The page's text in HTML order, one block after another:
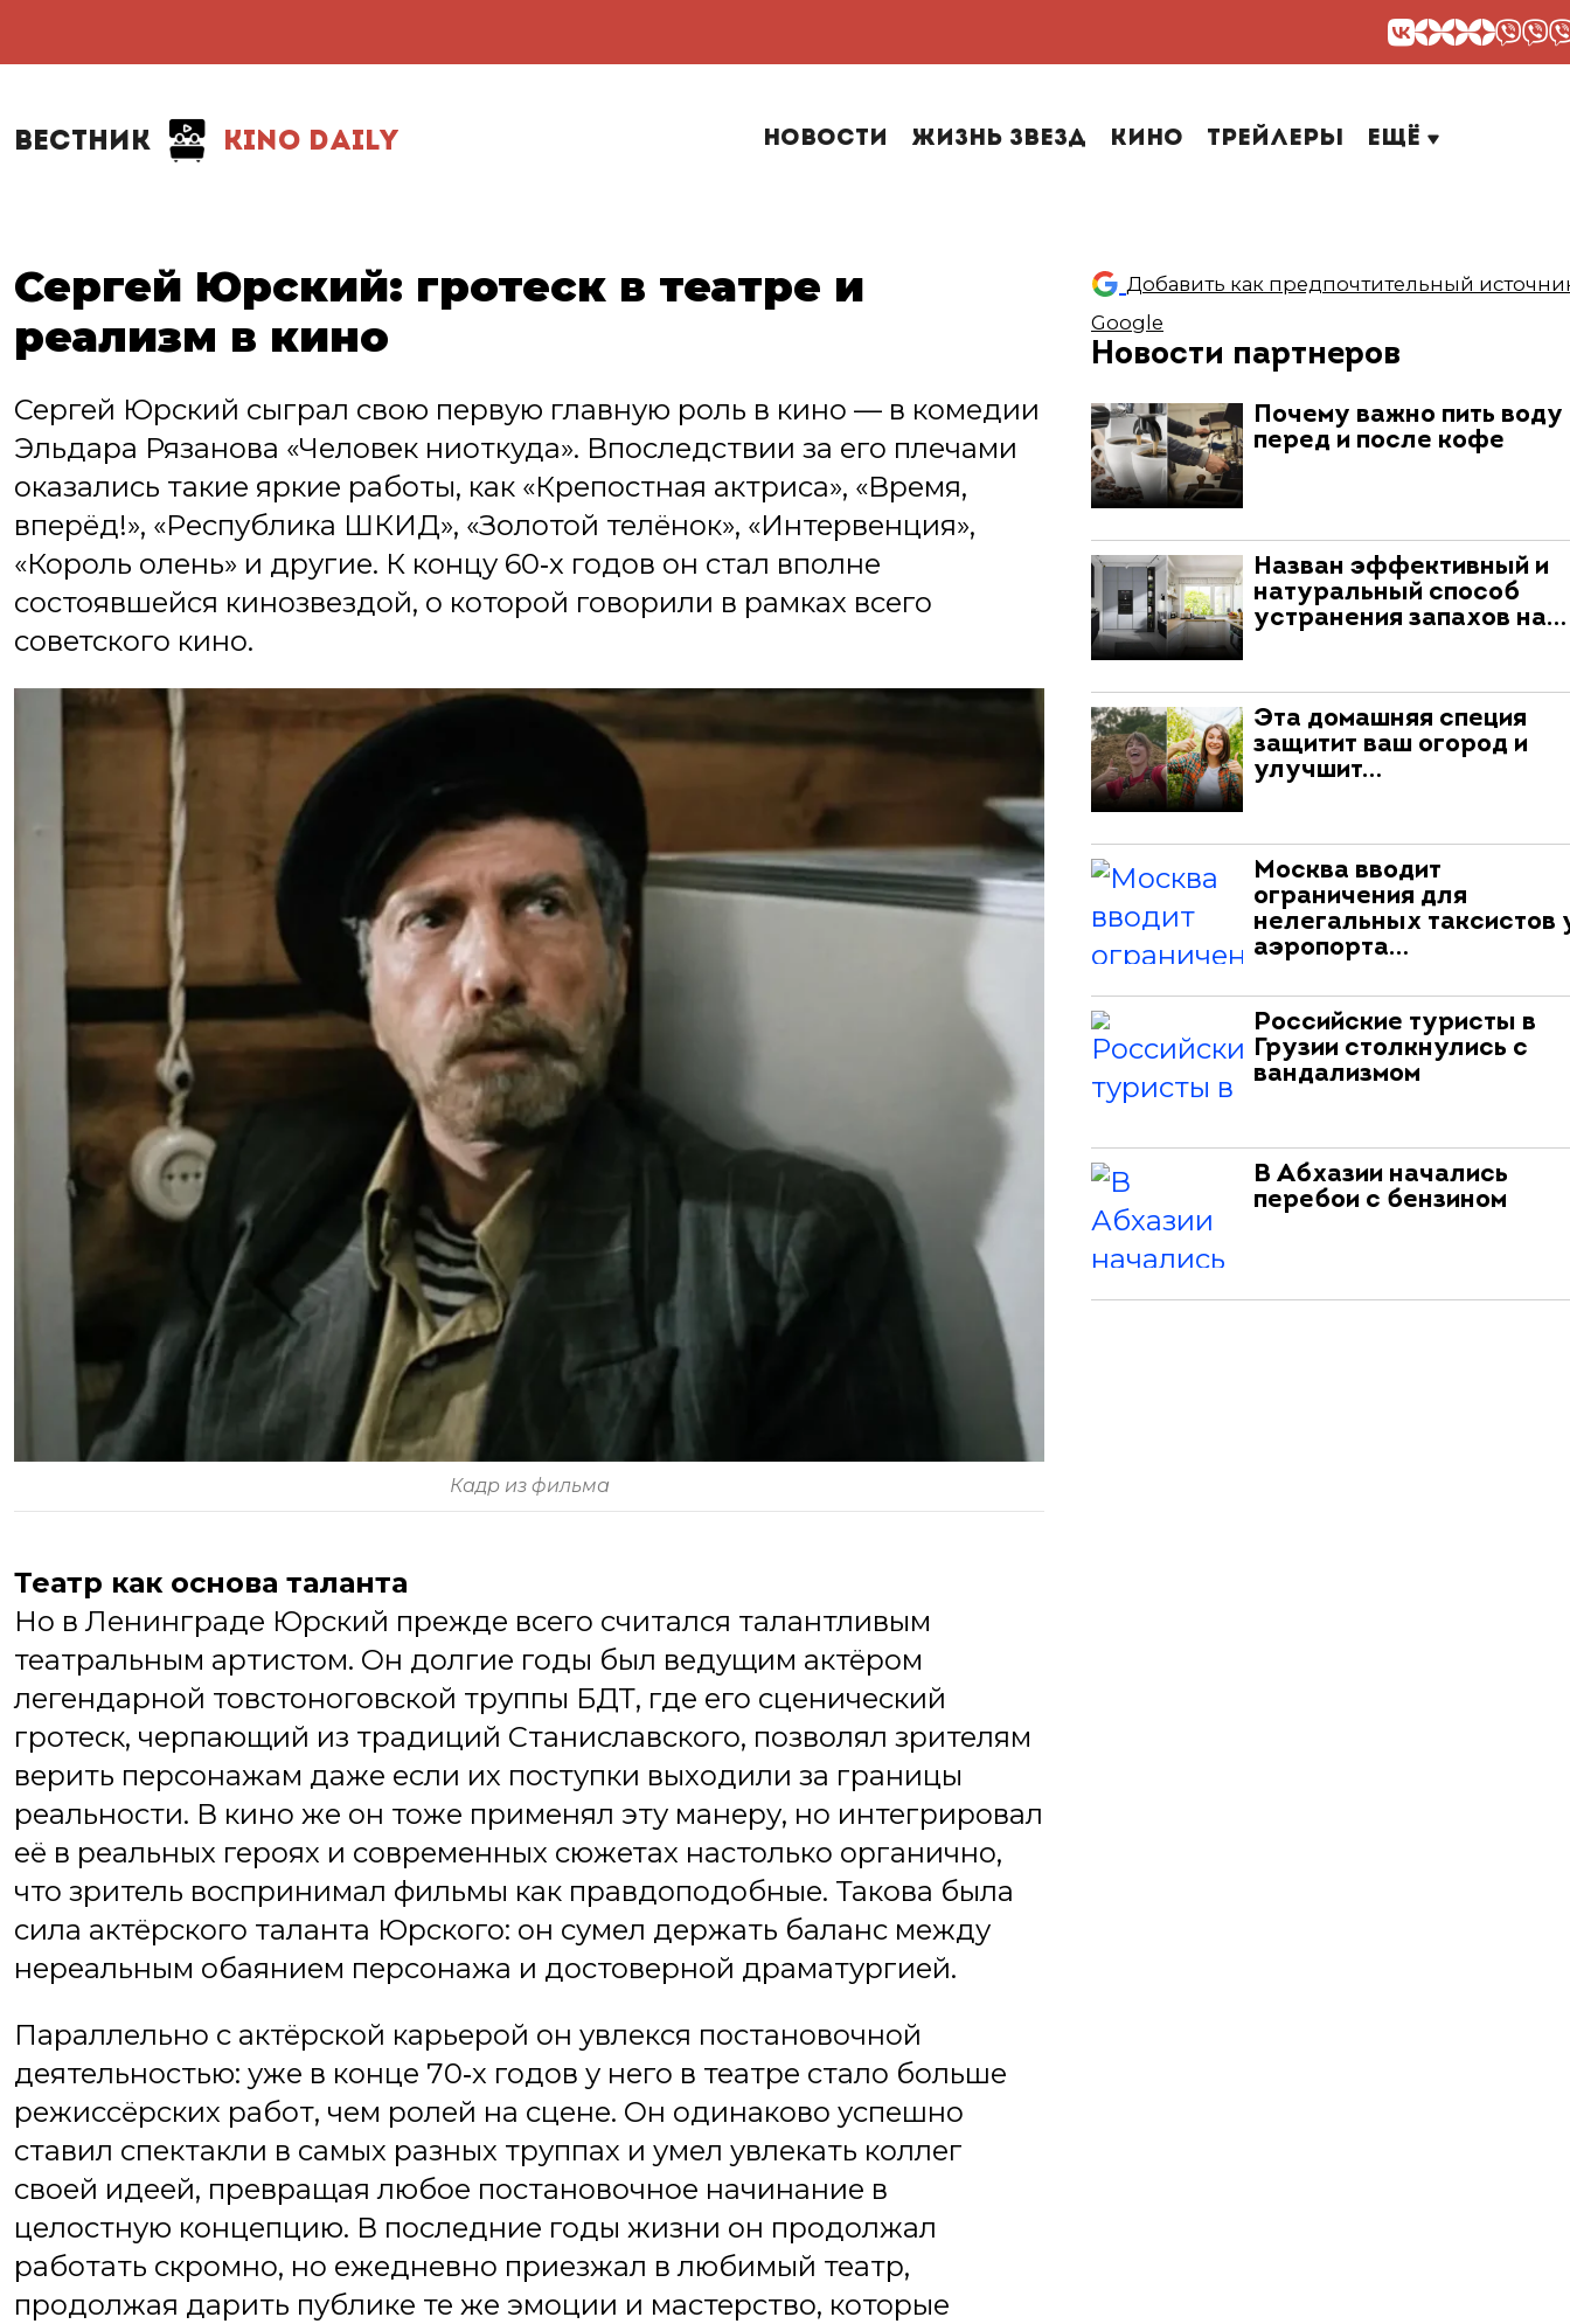
ВЕСТНИК KINO DAILY Новости Жизнь звезд Кино Трейлеры Ещё
Сергей Юрский: гротеск в театре и
реализм в кино
Сергей Юрский сыграл свою первую главную роль в кино — в комедии
Эльдара Рязанова «Человек ниоткуда». Впоследствии за его плечами
оказались такие яркие работы, как «Крепостная актриса», «Время,
вперёд!», «Республика ШКИД», «Золотой телёнок», «Интервенция»,
«Король олень» и другие. К концу 60‑х годов он стал вполне
состоявшейся кинозвездой, о которой говорили в рамках всего
советского кино.
Кадр из фильма
Театр как основа таланта
Но в Ленинграде Юрский прежде всего считался талантливым
театральным артистом. Он долгие годы был ведущим актёром
легендарной товстоноговской труппы БДТ, где его сценический
гротеск, черпающий из традиций Станиславского, позволял зрителям
верить персонажам даже если их поступки выходили за границы
реальности. В кино же он тоже применял эту манеру, но интегрировал
её в реальных героях и современных сюжетах настолько органично,
что зритель воспринимал фильмы как правдоподобные. Такова была
сила актёрского таланта Юрского: он сумел держать баланс между
нереальны­м обаянием персонажа и достоверной драматургией.
Параллельно с актёрской карьерой он увлекся постановочной
деятельностью: уже в конце 70‑х годов у него в театре стало больше
режиссёрских работ, чем ролей на сцене. Он одинаково успешно
ставил спектакли в самых разных труппах и умел увлекать коллег
своей идеей, превращая любое постановочное начинание в
целостную концепцию. В последние годы жизни он продолжал
работать скромно, но ежедневно приезжал в любимый театр,
продолжая дарить публике те же эмоции и мастерство, которые
Добавить как предпочтительный
Google
Новости партнеров
Почему важно пить воду
перед и после кофе
Назван эффективный и
натуральный способ
устранения запахов на…
Эта домашняя специя
защитит ваш огород и
улучшит…
Москва вводит
ограничения для
нелегальных таксистов
аэропорта…
Российские туристы в
Грузии столкнулись с
вандализмом
В Абхазии начались
перебои с бензином